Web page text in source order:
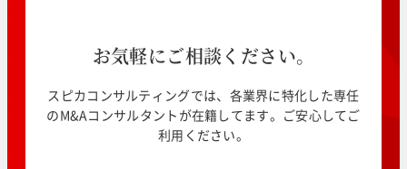
お気軽にご相談ください。
スピカコンサルティングでは、各業界に特化した専任
のM&Aコンサルタントが在籍してます。ご安心してご
利用ください。